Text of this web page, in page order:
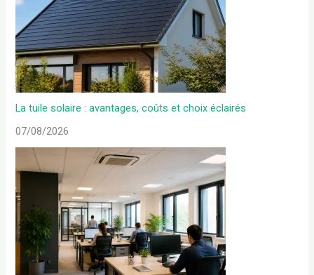
La tuile solaire : avantages, coûts et choix éclairés
07/08/2026